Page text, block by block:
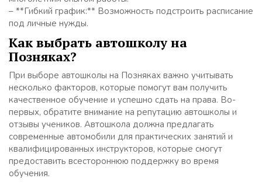
– **Гибкий график:** Возможность подстроить расписание
под личные нужды.
Как выбрать автошколу на
Позняках?
При выборе автошколы на Позняках важно учитывать
несколько факторов, которые помогут вам получить
качественное обучение и успешно сдать на права. Во-
первых, обратите внимание на репутацию автошколы и
отзывы учеников. Автошкола должна предлагать
современные автомобили для практических занятий и
квалифицированных инструкторов, которые смогут
предоставить всестороннюю поддержку во время
обучения.